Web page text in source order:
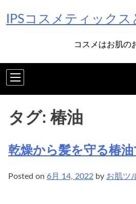
IPSコスメティック
コスメはお肌の
タグ: 椿油
乾燥から髪を守る椿
Posted on 6月 14, 2022 by お肌ツ